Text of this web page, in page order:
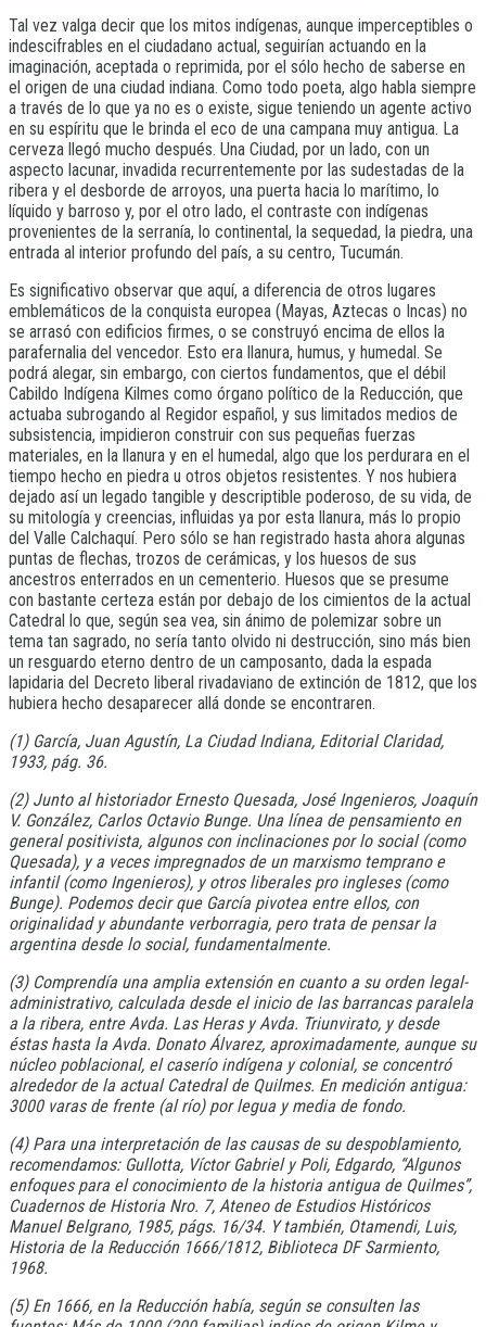
Tal vez valga decir que los mitos indígenas, aunque imperceptibles o
indescifrables en el ciudadano actual, seguirían actuando en la
imaginación, aceptada o reprimida, por el sólo hecho de saberse en
el origen de una ciudad indiana. Como todo poeta, algo habla siempre
a través de lo que ya no es o existe, sigue teniendo un agente activo
en su espíritu que le brinda el eco de una campana muy antigua. La
cerveza llegó mucho después. Una Ciudad, por un lado, con un
aspecto lacunar, invadida recurrentemente por las sudestadas de la
ribera y el desborde de arroyos, una puerta hacia lo marítimo, lo
líquido y barroso y, por el otro lado, el contraste con indígenas
provenientes de la serranía, lo continental, la sequedad, la piedra, una
entrada al interior profundo del país, a su centro, Tucumán.
Es significativo observar que aquí, a diferencia de otros lugares
emblemáticos de la conquista europea (Mayas, Aztecas o Incas) no
se arrasó con edificios firmes, o se construyó encima de ellos la
parafernalia del vencedor. Esto era llanura, humus, y humedal. Se
podrá alegar, sin embargo, con ciertos fundamentos, que el débil
Cabildo Indígena Kilmes como órgano político de la Reducción, que
actuaba subrogando al Regidor español, y sus limitados medios de
subsistencia, impidieron construir con sus pequeñas fuerzas
materiales, en la llanura y en el humedal, algo que los perdurara en el
tiempo hecho en piedra u otros objetos resistentes. Y nos hubiera
dejado así un legado tangible y descriptible poderoso, de su vida, de
su mitología y creencias, influidas ya por esta llanura, más lo propio
del Valle Calchaquí. Pero sólo se han registrado hasta ahora algunas
puntas de flechas, trozos de cerámicas, y los huesos de sus
ancestros enterrados en un cementerio. Huesos que se presume
con bastante certeza están por debajo de los cimientos de la actual
Catedral lo que, según sea vea, sin ánimo de polemizar sobre un
tema tan sagrado, no sería tanto olvido ni destrucción, sino más bien
un resguardo eterno dentro de un camposanto, dada la espada
lapidaria del Decreto liberal rivadaviano de extinción de 1812, que los
hubiera hecho desaparecer allá donde se encontraren.
(1) García, Juan Agustín, La Ciudad Indiana, Editorial Claridad,
1933, pág. 36.
(2) Junto al historiador Ernesto Quesada, José Ingenieros, Joaquín
V. González, Carlos Octavio Bunge. Una línea de pensamiento en
general positivista, algunos con inclinaciones por lo social (como
Quesada), y a veces impregnados de un marxismo temprano e
infantil (como Ingenieros), y otros liberales pro ingleses (como
Bunge). Podemos decir que García pivotea entre ellos, con
originalidad y abundante verborragia, pero trata de pensar la
argentina desde lo social, fundamentalmente.
(3) Comprendía una amplia extensión en cuanto a su orden legal-
administrativo, calculada desde el inicio de las barrancas paralela
a la ribera, entre Avda. Las Heras y Avda. Triunvirato, y desde
éstas hasta la Avda. Donato Álvarez, aproximadamente, aunque su
núcleo poblacional, el caserío indígena y colonial, se concentró
alrededor de la actual Catedral de Quilmes. En medición antigua:
3000 varas de frente (al río) por legua y media de fondo.
(4) Para una interpretación de las causas de su despoblamiento,
recomendamos: Gullotta, Víctor Gabriel y Poli, Edgardo, “Algunos
enfoques para el conocimiento de la historia antigua de Quilmes”,
Cuadernos de Historia Nro. 7, Ateneo de Estudios Históricos
Manuel Belgrano, 1985, págs. 16/34. Y también, Otamendi, Luis,
Historia de la Reducción 1666/1812, Biblioteca DF Sarmiento,
1968.
(5) En 1666, en la Reducción había, según se consulten las